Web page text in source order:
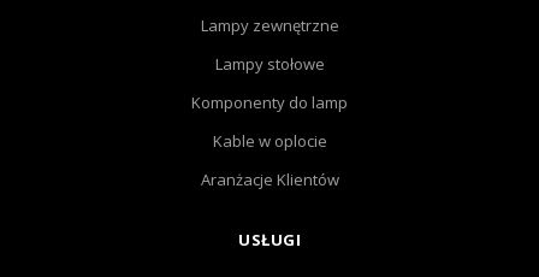
Lampy zewnętrzne
Lampy stołowe
Komponenty do lamp
Kable w oplocie
Aranżacje Klientów
USŁUGI